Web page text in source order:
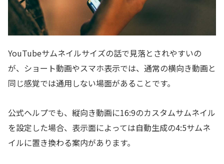
YouTubeサムネイルサイズの話で見落とされやすいの
が、ショート動画やスマホ表示では、通常の横向き動画と
同じ感覚では通用しない場面があることです。
公式ヘルプでも、縦向き動画に16:9のカスタムサムネイル
を設定した場合、表示面によっては自動生成の4:5サムネ
イルに置き換わる案内があります。